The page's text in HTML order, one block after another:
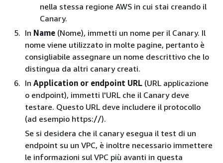
nella stessa regione AWS in cui stai creando il
Canary.
In Name (Nome), immetti un nome per il Canary. Il
nome viene utilizzato in molte pagine, pertanto è
consigliabile assegnare un nome descrittivo che lo
distingua da altri canary creati.
In Application or endpoint URL (URL applicazione
o endpoint), immetti l'URL che il Canary deve
testare. Questo URL deve includere il protocollo
(ad esempio https://).
Se si desidera che il canary esegua il test di un
endpoint su un VPC, è inoltre necessario immettere
le informazioni sul VPC più avanti in questa